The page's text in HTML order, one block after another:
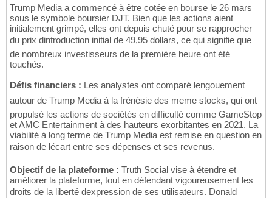
Trump Media a commencé à être cotée en bourse le 26 mars
sous le symbole boursier DJT. Bien que les actions aient
initialement grimpé, elles ont depuis chuté pour se rapprocher
du prix dintroduction initial de 49,95 dollars, ce qui signifie que
de nombreux investisseurs de la première heure ont été
touchés.
Défis financiers : Les analystes ont comparé lengouement
autour de Trump Media à la frénésie des meme stocks, qui ont
propulsé les actions de sociétés en difficulté comme GameStop
et AMC Entertainment à des hauteurs exorbitantes en 2021. La
viabilité à long terme de Trump Media est remise en question en
raison de lécart entre ses dépenses et ses revenus.
Objectif de la plateforme : Truth Social vise à étendre et
améliorer la plateforme, tout en défendant vigoureusement les
droits de la liberté dexpression de ses utilisateurs. Donald